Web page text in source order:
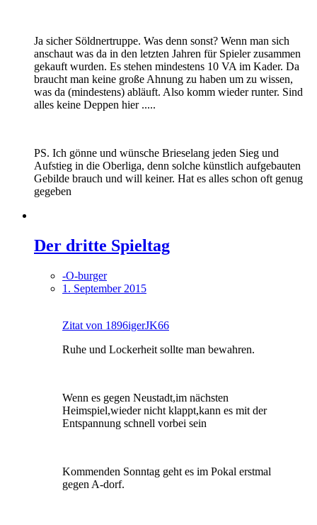
Ja sicher Söldnertruppe. Was denn sonst? Wenn man sich
anschaut was da in den letzten Jahren für Spieler zusammen
gekauft wurden. Es stehen mindestens 10 VA im Kader. Da
braucht man keine große Ahnung zu haben um zu wissen,
was da (mindestens) abläuft. Also komm wieder runter. Sind
alles keine Deppen hier .....
PS. Ich gönne und wünsche Brieselang jeden Sieg und
Aufstieg in die Oberliga, denn solche künstlich aufgebauten
Gebilde brauch und will keiner. Hat es alles schon oft genug
gegeben
Der dritte Spieltag
-O-burger
1. September 2015
Zitat von 1896igerJK66
Ruhe und Lockerheit sollte man bewahren.
Wenn es gegen Neustadt,im nächsten
Heimspiel,wieder nicht klappt,kann es mit der
Entspannung schnell vorbei sein
Kommenden Sonntag geht es im Pokal erstmal
gegen A-dorf.